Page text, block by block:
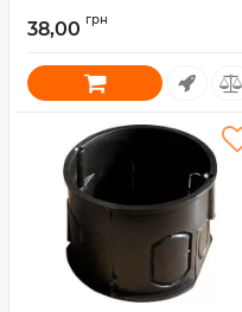
38,00 грн